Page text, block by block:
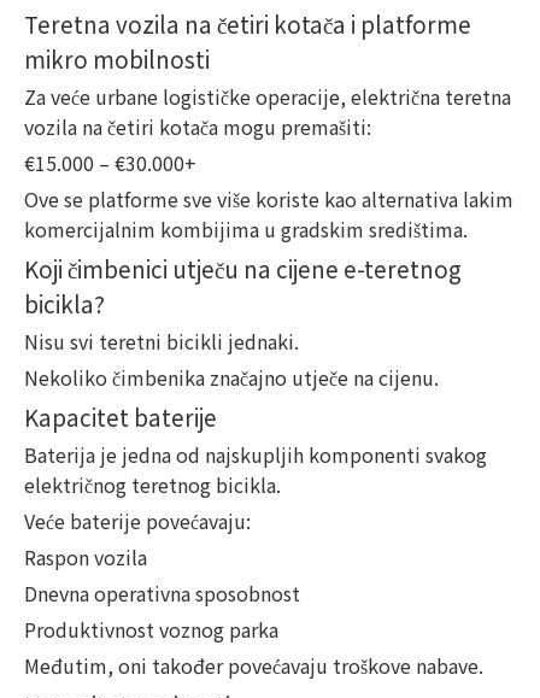
Teretna vozila na četiri kotača i platforme
mikro mobilnosti
Za veće urbane logističke operacije, električna teretna
vozila na četiri kotača mogu premašiti:
€15.000 – €30.000+
Ove se platforme sve više koriste kao alternativa lakim
komercijalnim kombijima u gradskim središtima.
Koji čimbenici utječu na cijene e-teretnog
bicikla?
Nisu svi teretni bicikli jednaki.
Nekoliko čimbenika značajno utječe na cijenu.
Kapacitet baterije
Baterija je jedna od najskupljih komponenti svakog
električnog teretnog bicikla.
Veće baterije povećavaju:
Raspon vozila
Dnevna operativna sposobnost
Produktivnost voznog parka
Međutim, oni također povećavaju troškove nabave.